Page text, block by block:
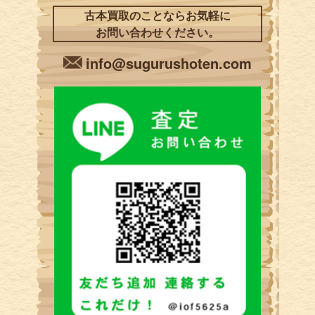
古本買取のことならお気軽に
お問い合わせください。
info@sugurushoten.com